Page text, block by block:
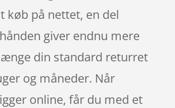
køb på nettet, en del
giver endnu mere
din standard returret
og måneder. Når
online, får du med et